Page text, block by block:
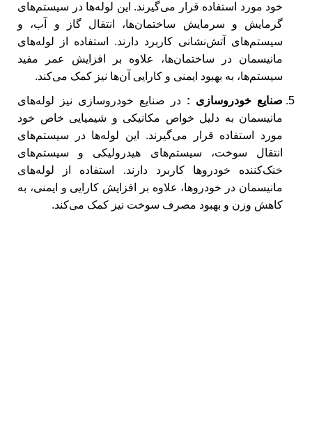
خود مورد استفاده قرار می‌گیرند. این لوله‌ها در سیستم‌های
گرمایش و سرمایش ساختمان‌ها، انتقال گاز و آب، و
سیستم‌های آتش‌نشانی کاربرد دارند. استفاده از لوله‌های
مانیسمان در ساختمان‌ها، علاوه بر افزایش عمر مفید
سیستم‌ها، به بهبود ایمنی و کارایی آن‌ها نیز کمک می‌کند.
صنایع خودروسازی : در صنایع خودروسازی نیز لوله‌های
مانیسمان به دلیل خواص مکانیکی و شیمیایی خاص خود
مورد استفاده قرار می‌گیرند. این لوله‌ها در سیستم‌های
انتقال سوخت، سیستم‌های هیدرولیکی و سیستم‌های
خنک‌کننده خودروها کاربرد دارند. استفاده از لوله‌های
مانیسمان در خودروها، علاوه بر افزایش کارایی و ایمنی، به
کاهش وزن و بهبود مصرف سوخت نیز کمک می‌کند.